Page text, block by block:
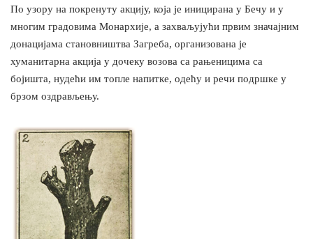
По узору на покренуту акцију, која је иницирана у Бечу и у
многим градовима Монархије, а захваљујући првим значајним
донацијама становништва Загреба, организована је
хуманитарна акција у дочеку возова са рањеницима са
бојишта, нудећи им топле напитке, одећу и речи подршке у
брзом оздрављењу.